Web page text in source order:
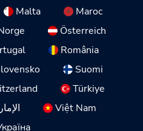
Malta
Maroc
Österreich
România
Suomi
Türkiye
Việt Nam